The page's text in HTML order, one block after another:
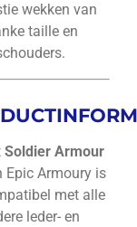
wekken van
taille en
Soldier Armour
Epic Armoury is
met alle
leder- en